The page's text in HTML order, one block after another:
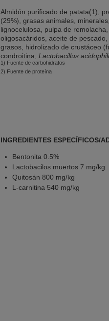
Almidón purificado de patata(1),
(29%), grasas animales,
lignocelulosa, pulpa de
oligosacáridos, aceite de
grasos, hidrolizado de crustáceo
condroitina, Lactobacillus
1) Fuente de carbohidratos
2) Fuente de proteína
INGREDIENTES ESPECÍFICOS/
Bentonita 0.5%
Lactobacilos muertos 7 mg/kg
Quitosán 800 mg/kg
L-carnitina 540 mg/kg